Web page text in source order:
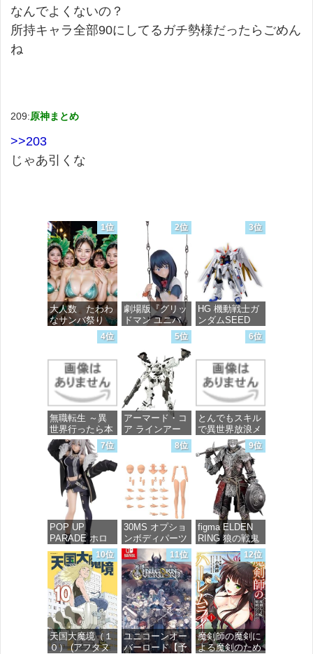
なんでよくないの？
所持キャラ全部90にしてるガチ勢様だったらごめん
ね
209:原神まとめ
>>203
じゃあ引くな
1位
大人数 たわわ
なサンバ祭り
価格：¥99
2位
劇場版『グリッ
ドマン ユニバ
ース』 宝多六
花 wall figure
1/7スケール プ
ラスチック製
塗装済み完成品
フィギュア
価格：¥13,756
3位
HG 機動戦士ガ
ンダムSEED
FREEDOM マ
イティーストラ
ガンダム 1/144
スケール 色分
け済みプラモデ
価格：¥4,800
4位
無職転生 ～異
世界行ったら本
気だす～ 20
(MFコミック
ス フラッパー
シリーズ)
価格：¥748
5位
アーマード・コ
ア ラインアー
ク ホワイト・
グリント 全高
約160mm 1/72
スケール プラ
モデル
価格：¥7,367
6位
とんでもスキル
で異世界放浪メ
シ 10 (ガルドコ
ミックス)
価格：¥726
7位
POP UP
PARADE ホロ
ライブプロダク
ション 獅白ぼ
たん ノンスケ
ール プラスチ
ック製 塗装済
み完成品フィギ
ュア
価格：¥4,676
8位
30MS オプショ
ンボディパーツ
アームパーツ&
レッグパーツ
[カラーC] 色分
け済みプラモデ
ル
価格：¥1,949
9位
figma ELDEN
RING 狼の戦鬼
ノンスケール
プラスチック製
塗装済み可動フ
ィギュア
価格：¥13,115
10位
天国大魔境（１
０） (アフタヌ
11位
ユニコーンオー
バーロード【予
12位
魔剣師の魔剣に
よる魔剣のため